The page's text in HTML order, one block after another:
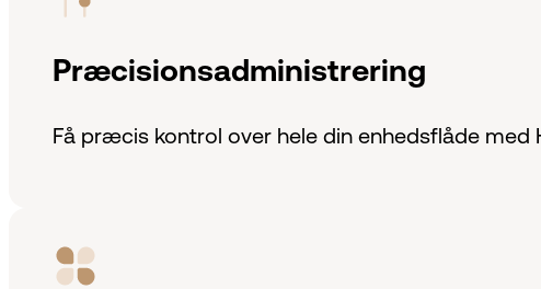
Præcisionsadministrering
Få præcis kontrol over hele din enhedsflåde